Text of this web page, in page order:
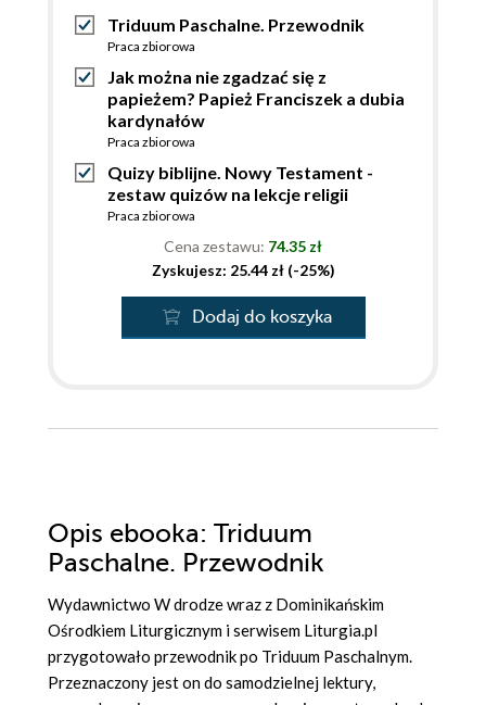
Triduum Paschalne. Przewodnik
Praca zbiorowa
Jak można nie zgadzać się z
papieżem? Papież Franciszek a dubia
kardynałów
Praca zbiorowa
Quizy biblijne. Nowy Testament -
zestaw quizów na lekcje religii
Praca zbiorowa
Cena zestawu: 74.35 zł
Zyskujesz: 25.44 zł (-25%)
Dodaj do koszyka
Opis ebooka: Triduum
Paschalne. Przewodnik
Wydawnictwo W drodze wraz z Dominikańskim
Ośrodkiem Liturgicznym i serwisem Liturgia.pl
przygotowało przewodnik po Triduum Paschalnym.
Przeznaczony jest on do samodzielnej lektury,